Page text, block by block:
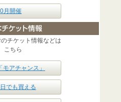
月開催
チケット情報などは
こちら
アチャンス」
でも買える